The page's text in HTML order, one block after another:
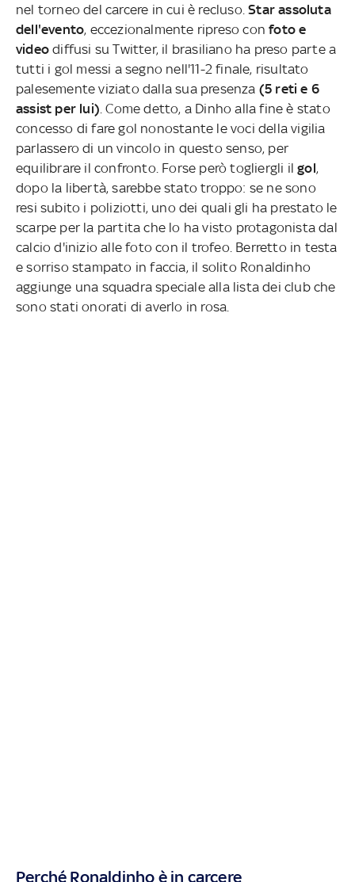
nel torneo del carcere in cui è recluso.Star assoluta
dell'evento, eccezionalmente ripreso confoto e
videodiffusi su Twitter, il brasiliano ha preso parte a
tutti i gol messi a segno nell'11-2 finale, risultato
palesemente viziato dalla sua presenza (5 reti e 6
assist per lui) . Come detto, a Dinho alla fine è stato
concesso di fare gol nonostante le voci della vigilia
parlassero di un vincolo in questo senso, per
equilibrare il confronto. Forse però togliergli ilgol,
dopo la libertà, sarebbe stato troppo: se ne sono
resi subito i poliziotti, uno dei quali gli ha prestato le
scarpe per la partita che lo ha visto protagonista dal
calcio d'inizio alle foto con il trofeo. Berretto in testa
e sorriso stampato in faccia, il solito Ronaldinho
aggiunge una squadra speciale alla lista dei club che
sono stati onorati di averlo in rosa.
Perché Ronaldinho è in carcere